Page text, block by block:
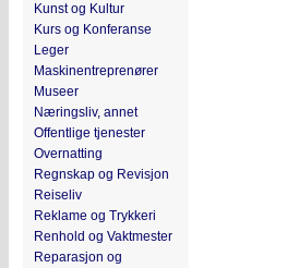
Kunst og Kultur
Kurs og Konferanse
Leger
Maskinentreprenører
Museer
Næringsliv, annet
Offentlige tjenester
Overnatting
Regnskap og Revisjon
Reiseliv
Reklame og Trykkeri
Renhold og Vaktmester
Reparasjon og